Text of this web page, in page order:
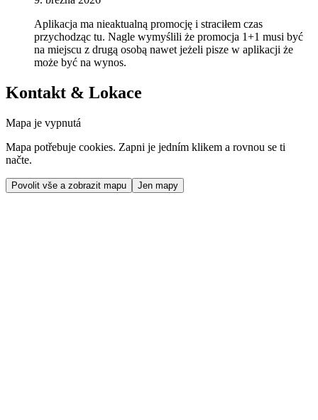
Aplikacja ma nieaktualną promocję i straciłem czas
przychodząc tu. Nagle wymyślili że promocja 1+1 musi być
na miejscu z drugą osobą nawet jeżeli pisze w aplikacji że
może być na wynos.
Kontakt & Lokace
Mapa je vypnutá
Mapa potřebuje cookies. Zapni je jedním klikem a rovnou se ti
načte.
Povolit vše a zobrazit mapu Jen mapy